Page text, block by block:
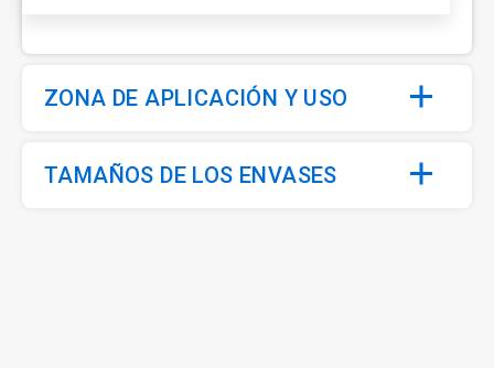
ZONA DE APLICACIÓN Y USO
TAMAÑOS DE LOS ENVASES